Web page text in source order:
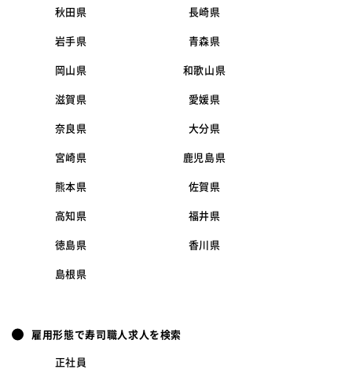
秋田県 長崎県
岩手県 青森県
岡山県 和歌山県
滋賀県 愛媛県
奈良県 大分県
宮崎県 鹿児島県
熊本県 佐賀県
高知県 福井県
徳島県 香川県
島根県
雇用形態で寿司職人求人を検索
正社員